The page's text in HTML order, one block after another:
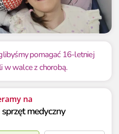
Potrzebujemy
100 000 zł
pomagać 16-letniej
w walce z chorobą.
na
medyczny